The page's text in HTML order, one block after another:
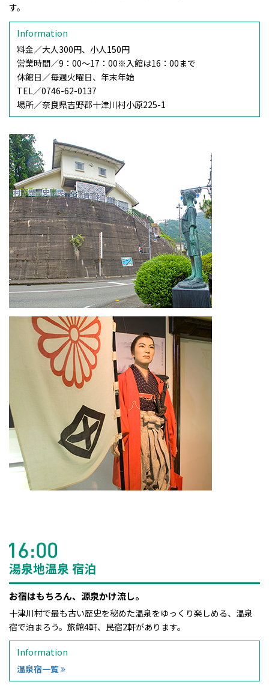
す。
Information
料金／大人300円、小人150円
営業時間／9：00～17：00※入館は16：00まで
休館日／毎週火曜日、年末年始
TEL／0746-62-0137
場所／奈良県吉野郡十津川村小原225-1
湯泉地温泉 宿泊
お宿はもちろん、源泉かけ流し。
十津川村で最も古い歴史を秘めた温泉をゆっくり楽しめる、温泉
宿で泊まろう。旅館4軒、民宿2軒があります。
Information
温泉宿一覧